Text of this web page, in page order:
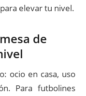
elevar tu nivel.
de
ocio en casa, uso
Para futbolines